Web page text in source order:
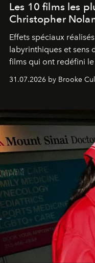
Les 10 films les
Christopher
Effets spéciaux
labyrinthiques et sens
films qui ont redéfini
31.07.2026 by Brooke